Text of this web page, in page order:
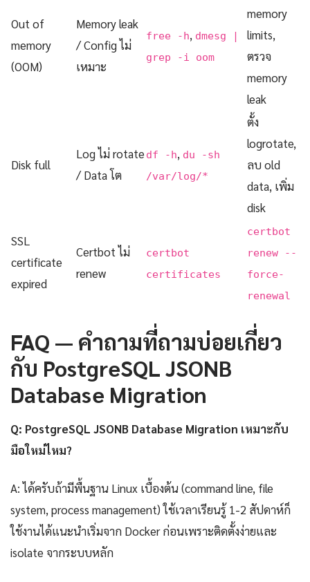
Out of
memory
(OOM)
Memory leak
/ Config ไม่
เหมาะ
free -h, dmesg |
grep -i oom
memory
limits,
ตรวจ
memory
leak
Disk full
Log ไม่ rotate
/ Data โต
df -h, du -sh
/var/log/*
ตั้ง
logrotate,
ลบ old
data, เพิ่ม
disk
SSL
certificate
expired
Certbot ไม่
renew
certbot
certificates
certbot
renew --
force-
renewal
FAQ — คำถามที่ถามบ่อยเกี่ยว
กับ PostgreSQL JSONB
Database Migration
Q: PostgreSQL JSONB Database Migration เหมาะกับ
มือใหม่ไหม?
A: ได้ครับถ้ามีพื้นฐาน Linux เบื้องต้น (command line, file
system, process management) ใช้เวลาเรียนรู้ 1-2 สัปดาห์ก็
ใช้งานได้แนะนำเริ่มจาก Docker ก่อนเพราะติดตั้งง่ายและ
isolate จากระบบหลัก